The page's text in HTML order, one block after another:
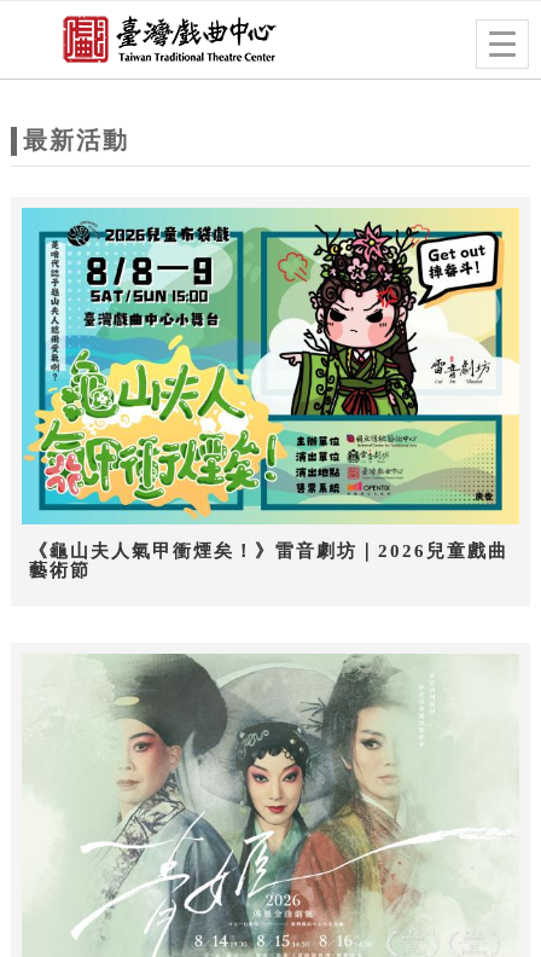
站
題
跳到主要內容
網站導覽
最新活動
《龜山夫人氣甲衝煙矣！》雷音劇坊｜2026兒童戲曲
藝術節